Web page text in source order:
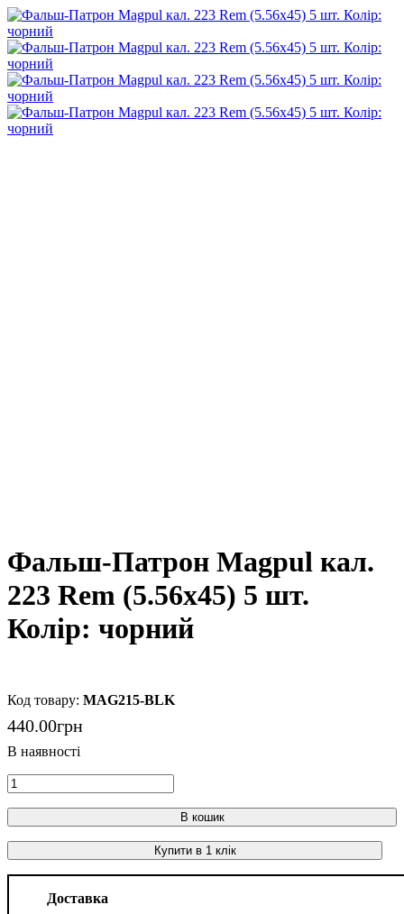
Фальш-Патрон Magpul кал.
223 Rem (5.56х45) 5 шт.
Колір: чорний
MAG215-BLK
440.00грн
В кошик
Купити в 1 клік
Доставка